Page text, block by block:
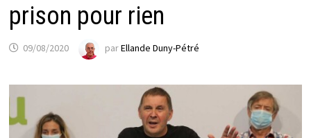
prison pour rien
09/08/2020 parEllande Duny-Pétré